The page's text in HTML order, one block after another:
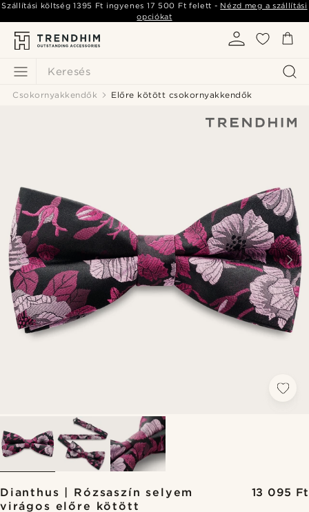
Keresés
Szállítási költség1395 Ft ingyenes 17 500 Ft felett - Nézd meg a szállítási
opciókat
Csokornyakkendők Előre kötött csokornyakkendők
Dianthus | Rózsaszín selyem
virágos előre kötött
13 095 Ft